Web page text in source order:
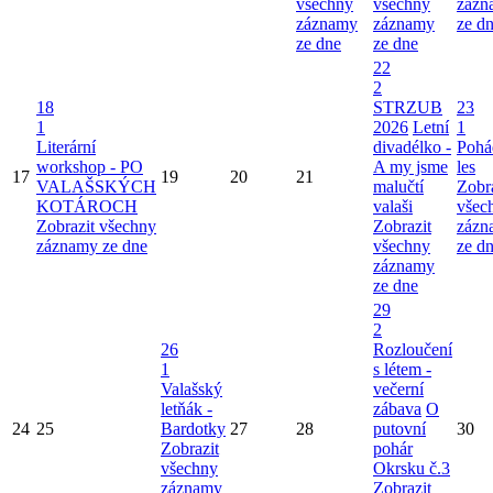
všechny
záznamy
ze dne
všechny
záznamy
ze dne
ze
17
18
1
Literární
workshop - PO
VALAŠSKÝCH
KOTÁROCH
Zobrazit všechny
záznamy ze dne
19 20 21
22
2
STRZUB
2026 Letní
divadélko -
A my jsme
malučtí
valaši
Zobrazit
všechny
záznamy
ze dne
23
1
les
ze
24 25
26
1
Valašský
letňák -
Bardotky
Zobrazit
všechny
záznamy
27 28
29
2
Rozloučení
s létem -
večerní
zábava O
putovní
pohár
Okrsku č.3
Zobrazit
30